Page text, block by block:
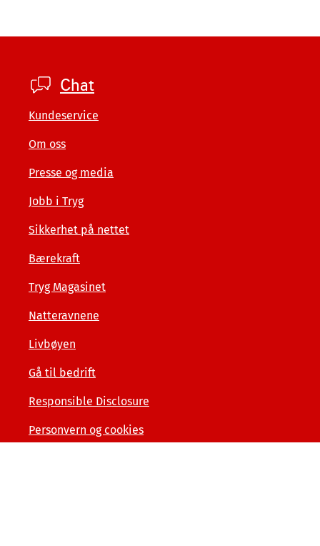
Footer
private
Chat
Kundeservice
Om oss
Presse og media
Jobb i Tryg
Sikkerhet på nettet
Bærekraft
Tryg Magasinet
Natteravnene
Livbøyen
Gå til bedrift
Responsible Disclosure
Personvern og cookies